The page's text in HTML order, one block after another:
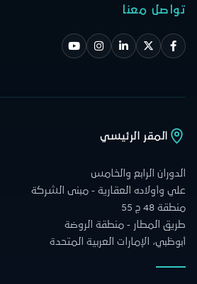
تواصل معنا
المقر الرئيسي
الدوران الرابع والخامس
علي وأولاده العقارية - مبنى الشركة
منطقة 48 ج 55
طريق المطار - منطقة الروضة
أبوظبي، الإمارات العربية المتحدة